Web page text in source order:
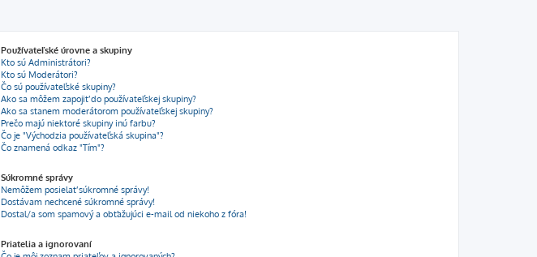
Používateľské úrovne a skupiny
Kto sú Administrátori?
Kto sú Moderátori?
Čo sú používateľské skupiny?
Ako sa môžem zapojiť do používateľskej skupiny?
Ako sa stanem moderátorom používateľskej skupiny?
Prečo majú niektoré skupiny inú farbu?
Čo je "Východzia používateľská skupina"?
Čo znamená odkaz "Tím"?
Súkromné správy
Nemôžem posielať súkromné správy!
Dostávam nechcené súkromné správy!
Dostal/a som spamový a obťažujúci e-mail od niekoho z fóra!
Priatelia a ignorovaní